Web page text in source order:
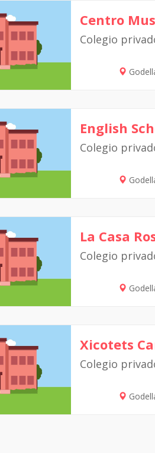
Centro
Colegio
English
Colegio
La Casa
Colegio
Xicotets
Colegio